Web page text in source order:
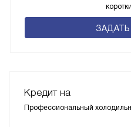
Кредит на
Профессиональный